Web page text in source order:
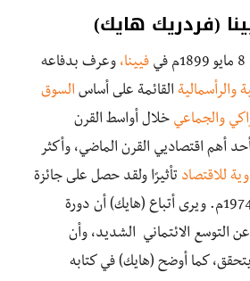
(فردريك هايك)
مايو في فيينا، وعرف بدفاعه
والرأسمالية القائمة على أساس السوق
والجماعي خلال أواسط القرن
أحد أهم اقتصاديي القرن الماضي، وأكثر
للاقتصاد تأثيرًا ولقد حصل على جائزة
ويرى أتباع (هايك) أن دورة
عن التوسع الائتماني الشديد، وأن
، كما أوضح (هايك) في كتابه